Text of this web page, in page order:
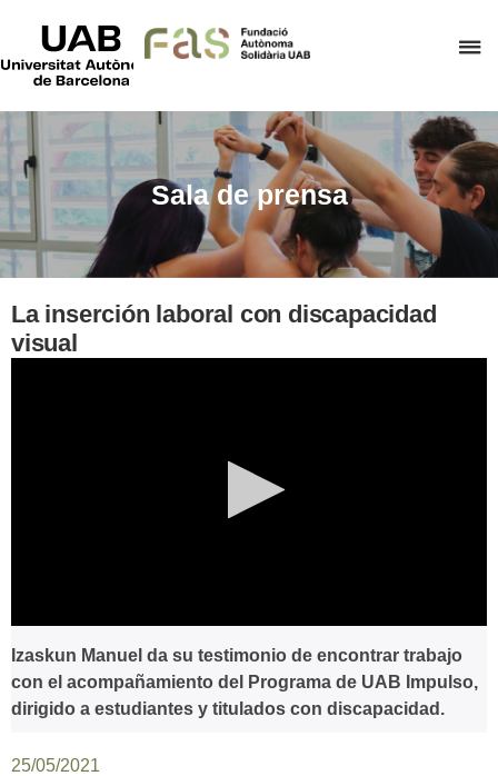
el
Sala de prensa
La inserción laboral con discapacidad
visual
seconds
0
seconds
Izaskun Manuel da su testimonio de encontrar trabajo
con el acompañamiento del Programa de UAB Impulso,
dirigido a estudiantes y titulados con discapacidad.
25/05/2021